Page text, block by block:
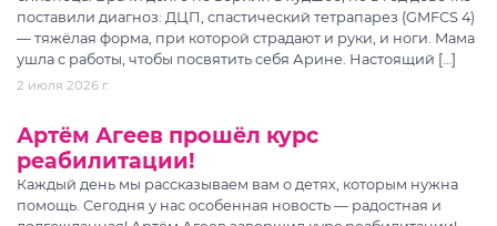
поставили диагноз: ДЦП, спастический тетрапарез (GMFCS 4)
— тяжёлая форма, при которой страдают и руки, и ноги. Мама
ушла с работы, чтобы посвятить себя Арине. Настоящий […]
2 июля 2026 г.
Артём Агеев прошёл курс
реабилитации!
Каждый день мы рассказываем вам о детях, которым нужна
помощь. Сегодня у нас особенная новость — радостная и